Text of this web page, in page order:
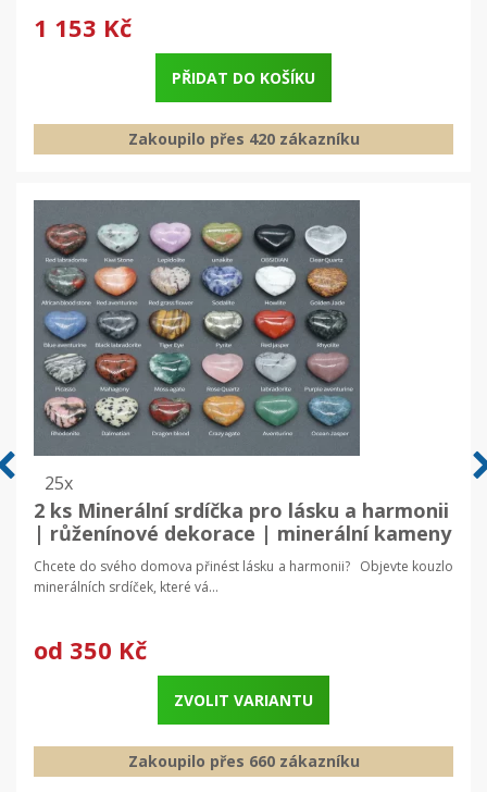
1 153 Kč
PŘIDAT DO KOŠÍKU
Zakoupilo přes 420 zákazníku
25x
2 ks Minerální srdíčka pro lásku a harmonii
| růženínové dekorace | minerální kameny
Chcete do svého domova přinést lásku a harmonii? Objevte kouzlo
minerálních srdíček, které vá...
od 350 Kč
ZVOLIT VARIANTU
Zakoupilo přes 660 zákazníku